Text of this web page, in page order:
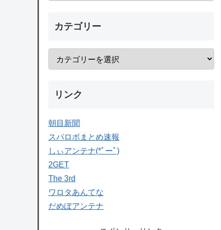
カテゴリー
リンク
朝目新聞
スパロボまとめ速報
しぃアンテナ(*ﾟーﾟ)
2GET
The 3rd
ワロタあんてな
だめぽアンテナ